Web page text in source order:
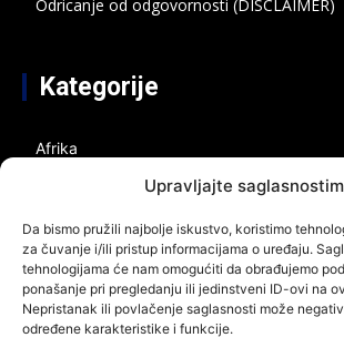
Upravljajte
Da bismo pružili najbolje iskustvo, koristimo
za čuvanje i/ili pristup informacijama o uređaju.
tehnologijama će nam omogućiti da obrađujemo
ponašanje pri pregledanju ili jedinstveni ID-ovi na
Nepristanak ili povlačenje saglasnosti može
određene karakteristike i funkcije.
Odricanje od odgovornosti (DISCLAIMER)
Kategorije
Afrika
Bliski istok
Energija
Evropa